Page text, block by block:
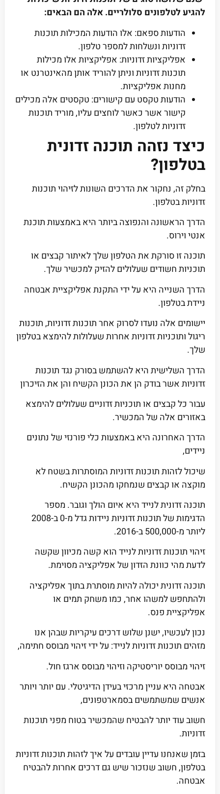
להגיע לטלפונים סלולריים. אלה הם הבאים:
הודעות ספאם: אלו הודעות המכילות תוכנות
זדוניות ונשלחות למספר טלפון.
אפליקציות זדוניות: אפליקציות אלו מכילות
תוכנות זדוניות וניתן להוריד אותן מהאינטרנט או
מחנות אפליקציות.
הודעות טקסט עם קישורים: טקסטים אלה מכילים
קישור אשר כאשר לוחצים עליו, מוריד תוכנות
זדוניות לטלפון.
כיצד נזהה תוכנה זדונית
בטלפון?
בחלק זה, נחקור את הדרכים השונות לזיהוי תוכנות
זדוניות בטלפון.
הדרך הראשונה והנפוצה ביותר היא באמצעות תוכנת
אנטי וירוס.
תוכנה זו סורקת את הטלפון שלך לאיתור קבצים או
תוכניות חשודים שעלולים להזיק למכשיר שלך.
הדרך השנייה היא על ידי התקנת אפליקציית אבטחה
ניידת בטלפון.
יישומים אלה נועדו לסרוק אחר תוכנות זדוניות, תוכנות
ריגול ותוכניות זדוניות אחרות שעלולות להימצא בטלפון
שלך.
הדרך השלישית היא להשתמש בסורק נגד תוכנות
זדוניות אשר בודק הן את הכונן הקשיח והן את הזיכרון
עבור כל קבצים או תוכניות זדוניים שעלולים להימצא
באזורים אלה של המכשיר.
הדרך האחרונה היא באמצעות כלי פורנזי של נתונים
ניידים,
שיכול לזהות תוכנות זדוניות המוסתרות בשטח לא
מוקצה או קבצים שנמחקו מהכונן הקשיח.
תוכנה זדונית לנייד היא איום הולך וגובר. מספר
הדגימות של תוכנות זדוניות ניידות גדל מ-0 ב-2008
ליותר מ-500,000 ב-2016.
זיהוי תוכנות זדוניות לנייד הוא קשה מכיוון שקשה
לדעת מהי כוונת הזדון של אפליקציה מסוימת.
תוכנה זדונית יכולה להיות מוסתרת בתוך אפליקציה
ולהתחפש למשהו אחר, כמו משחק תמים או
אפליקציית פנס.
נכון לעכשיו, ישנן שלוש דרכים עיקריות שבהן אנו
מזהים תוכנות זדוניות לנייד: על ידי זיהוי מבוסס חתימה,
זיהוי מבוסס יוריסטיקה וזיהוי מבוסס ארגז חול.
אבטחה היא עניין מרכזי בעידן הדיגיטלי. עם יותר ויותר
אנשים שמשתמשים בסמארטפונים,
חשוב עוד יותר להבטיח שהמכשיר בטוח מפני תוכנות
זדוניות.
בזמן שאנחנו עדיין עובדים על איך לזהות תוכנות זדוניות
בטלפון, חשוב שנזכור שיש גם דרכים אחרות להבטיח
אבטחה.